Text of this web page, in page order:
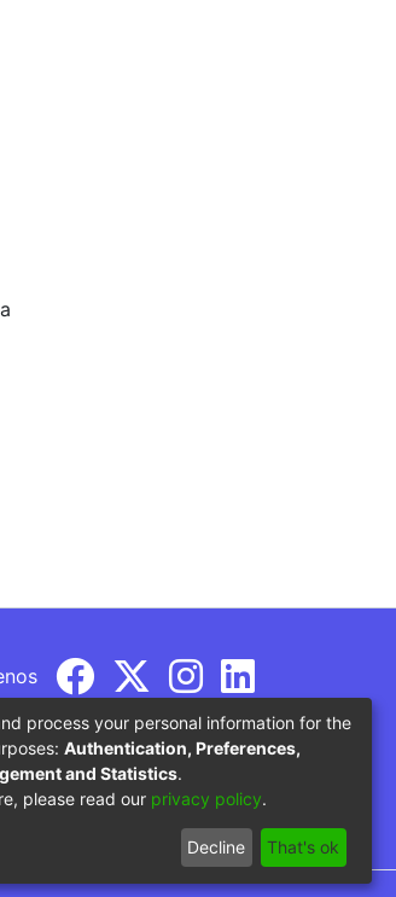
Ministerio de Educación
process your personal information for the
Authentication, Preferences,
and Statistics.
please read our privacy policy.
Decline That's ok